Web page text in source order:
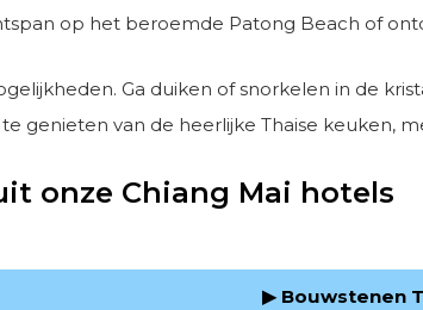
op het beroemde Patong Beach of
Ga duiken of snorkelen in de
genieten van de heerlijke Thaise keuken,
onze Chiang Mai hotels
▶ Bouwstenen